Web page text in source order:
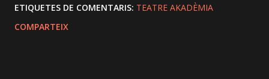
ETIQUETES DE COMENTARIS: TEATRE AKADÈMIA
COMPARTEIX